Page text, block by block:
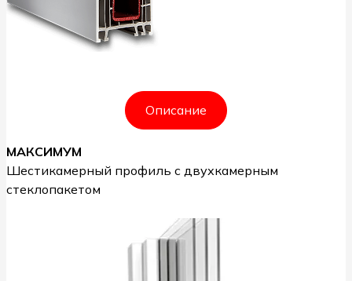
Описание
МАКСИМУМ
Шестикамерный профиль с двухкамерным
стеклопакетом